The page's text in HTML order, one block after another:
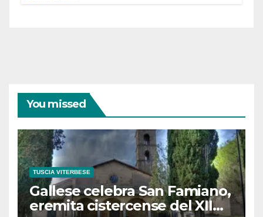
You missed
TUSCIA VITERBESE
Gallese celebra San Famiano,
eremita cistercense del XII